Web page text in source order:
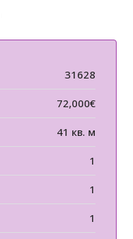
31628
72,000€
41 кв. м
1
1
1